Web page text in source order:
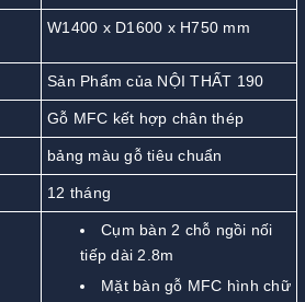
W1400 x D1600 x H750 mm
Sản Phẩm của NỘI THẤT 190
Gỗ MFC kết hợp chân thép
bảng màu gỗ tiêu chuẩn
12 tháng
Cụm bàn 2 chỗ ngồi nối
tiếp dài 2.8m
Mặt bàn gỗ MFC hình chữ